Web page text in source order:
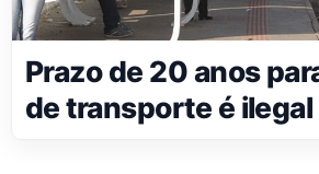
Prazo de 20 anos
de transporte é ilegal